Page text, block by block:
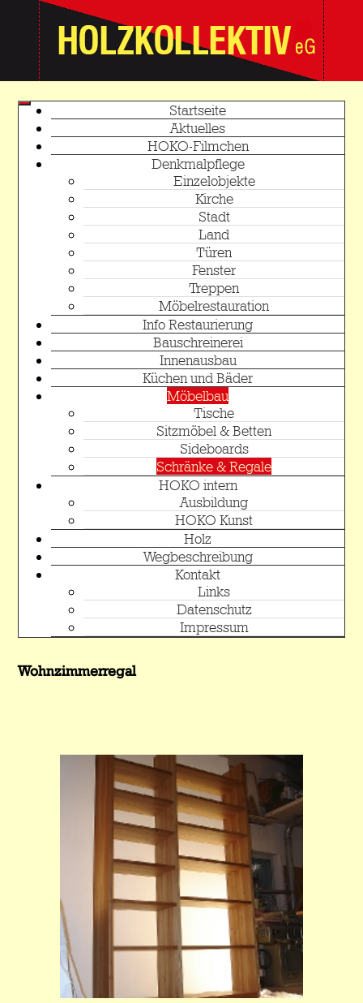
Startseite
Aktuelles
HOKO-Filmchen
Denkmalpflege
Einzelobjekte
Kirche
Stadt
Land
Türen
Fenster
Treppen
Möbelrestauration
Info Restaurierung
Bauschreinerei
Innenausbau
Küchen und Bäder
Möbelbau
Tische
Sitzmöbel & Betten
Sideboards
Schränke & Regale
HOKO intern
Ausbildung
HOKO Kunst
Holz
Wegbeschreibung
Kontakt
Links
Datenschutz
Impressum
Wohnzimmerregal